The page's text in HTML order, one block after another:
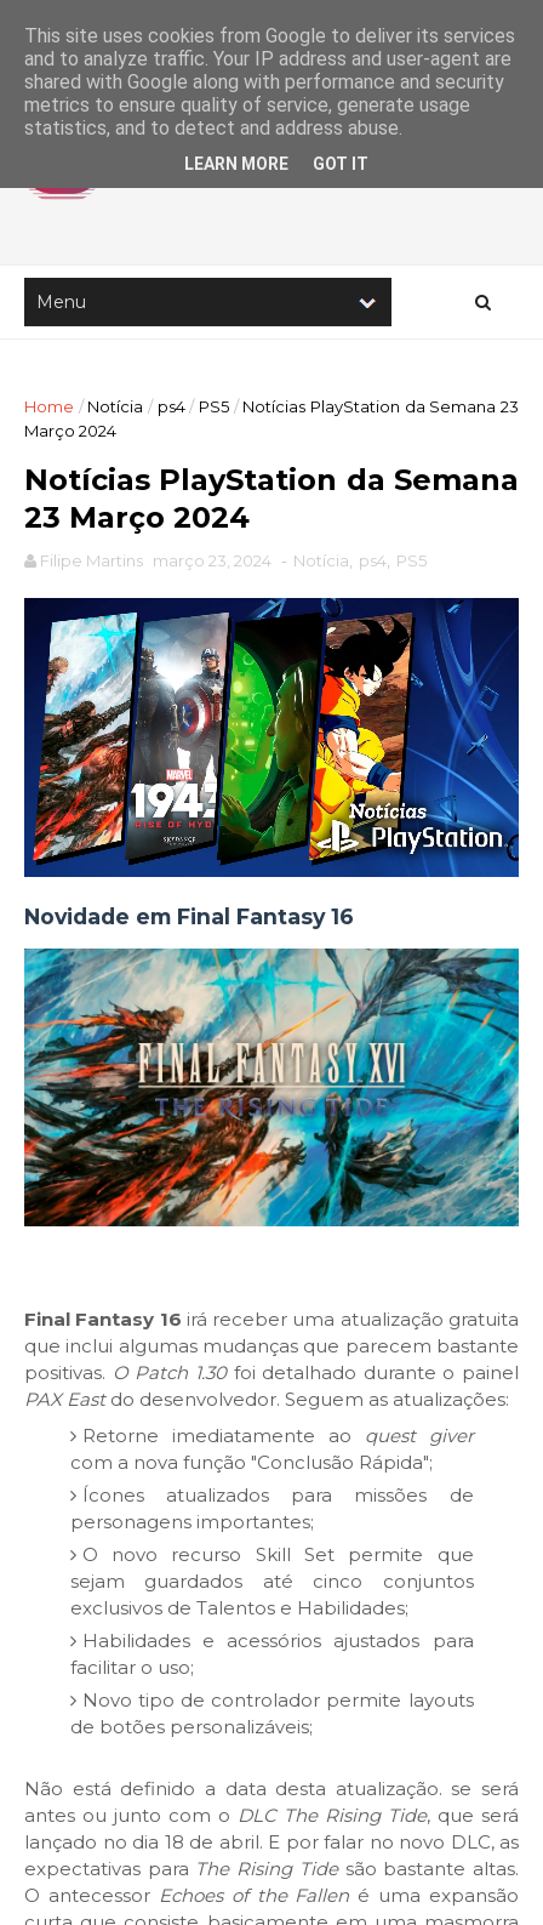
Home / Notícia / ps4 / PS5 / Notícias PlayStation da Semana 23
Março 2024
Notícias PlayStation da Semana
23 Março 2024
Filipe Martins março 23, 2024 - Notícia ps4 PS5
Novidade em Final Fantasy 16
Final Fantasy 16 irá receber uma atualização gratuita
que inclui algumas mudanças que parecem bastante
positivas. O Patch 1.30foi detalhado durante o painel
PAX Eastdo desenvolvedor. Seguem as atualizações:
Retorne imediatamente ao quest giver
com a nova função "Conclusão Rápida";
Ícones atualizados para missões de
personagens importantes;
O novo recurso Skill Set permite que
sejam guardados até cinco conjuntos
exclusivos de Talentos e Habilidades;
Habilidades e acessórios ajustados para
facilitar o uso;
Novo tipo de controlador permite layouts
de botões personalizáveis;
Não está definido a data desta atualização. se será
antes ou junto com o DLC The Rising Tide, que será
lançado no dia 18 de abril. E por falar no novo DLC, as
expectativas para The Rising Tidesão bastante altas.
O antecessor Echoes of the Fallen é uma expansão
This site uses cookies from Google to deliver its services
and to analyze traffic. Your IP address and user-agent are
shared with Google along with performance and security
metrics to ensure quality of service, generate usage
statistics, and to detect and address abuse.
LEARN MORE GOT IT